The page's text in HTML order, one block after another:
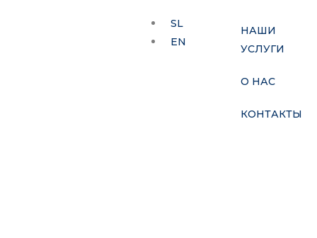
НАШИ
УСЛУГИ
О НАС
КОНТАКТЫ
SL
EN